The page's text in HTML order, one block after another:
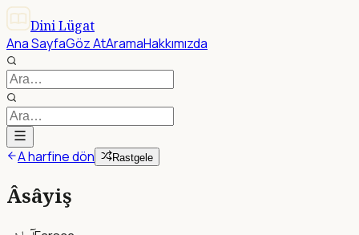
Dini Lügat
Ana SayfaGöz AtAramaHakkımızda
A harfine dön Rastgele
Âsâyiş